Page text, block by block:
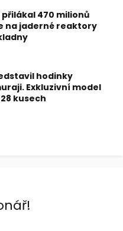
470 milionů
na jaderné reaktory
hodinky
Exkluzivní model
kusech